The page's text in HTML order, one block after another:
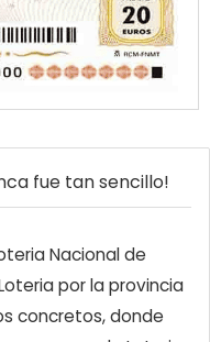
fue tan sencillo!
Nacional de
por la provincia
concretos, donde